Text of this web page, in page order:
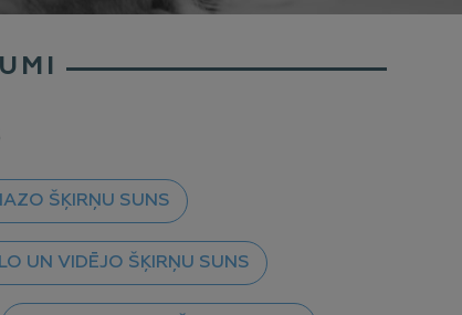
ŠĶIRŅU SUNS
UN VIDĒJO ŠĶIRŅU SUNS